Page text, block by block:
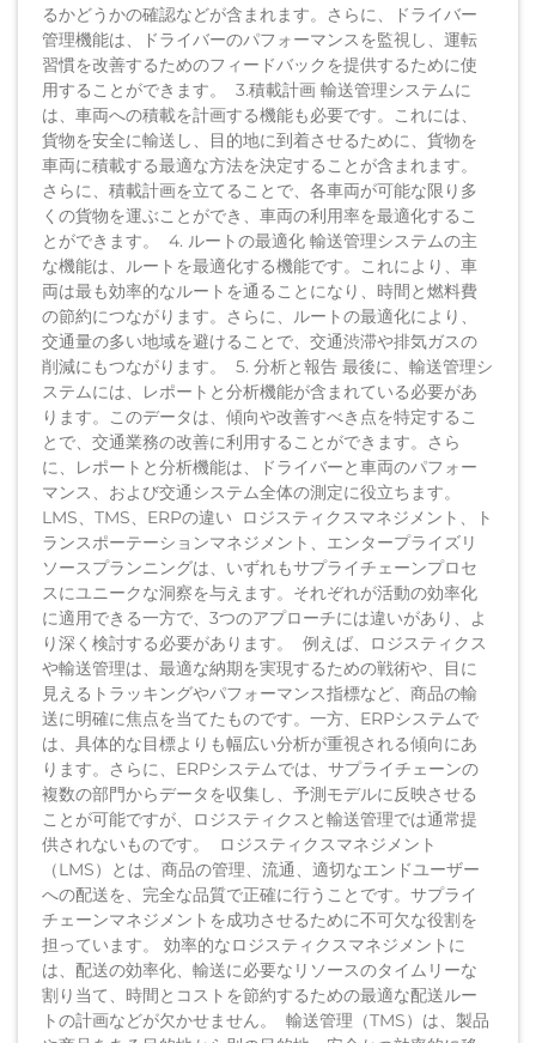
るかどうかの確認などが含まれます。さらに、ドライバー
管理機能は、ドライバーのパフォーマンスを監視し、運転
習慣を改善するためのフィードバックを提供するために使
用することができます。 3.積載計画 輸送管理システムに
は、車両への積載を計画する機能も必要です。これには、
貨物を安全に輸送し、目的地に到着させるために、貨物を
車両に積載する最適な方法を決定することが含まれます。
さらに、積載計画を立てることで、各車両が可能な限り多
くの貨物を運ぶことができ、車両の利用率を最適化するこ
とができます。 4. ルートの最適化 輸送管理システムの主
な機能は、ルートを最適化する機能です。これにより、車
両は最も効率的なルートを通ることになり、時間と燃料費
の節約につながります。さらに、ルートの最適化により、
交通量の多い地域を避けることで、交通渋滞や排気ガスの
削減にもつながります。 5. 分析と報告 最後に、輸送管理シ
ステムには、レポートと分析機能が含まれている必要があ
ります。このデータは、傾向や改善すべき点を特定するこ
とで、交通業務の改善に利用することができます。さら
に、レポートと分析機能は、ドライバーと車両のパフォー
マンス、および交通システム全体の測定に役立ちます。
LMS、TMS、ERPの違い ロジスティクスマネジメント、ト
ランスポーテーションマネジメント、エンタープライズリ
ソースプランニングは、いずれもサプライチェーンプロセ
スにユニークな洞察を与えます。それぞれが活動の効率化
に適用できる一方で、3つのアプローチには違いがあり、よ
り深く検討する必要があります。 例えば、ロジスティクス
や輸送管理は、最適な納期を実現するための戦術や、目に
見えるトラッキングやパフォーマンス指標など、商品の輸
送に明確に焦点を当てたものです。一方、ERPシステムで
は、具体的な目標よりも幅広い分析が重視される傾向にあ
ります。さらに、ERPシステムでは、サプライチェーンの
複数の部門からデータを収集し、予測モデルに反映させる
ことが可能ですが、ロジスティクスと輸送管理では通常提
供されないものです。 ロジスティクスマネジメント
（LMS）とは、商品の管理、流通、適切なエンドユーザー
への配送を、完全な品質で正確に行うことです。サプライ
チェーンマネジメントを成功させるために不可欠な役割を
担っています。 効率的なロジスティクスマネジメントに
は、配送の効率化、輸送に必要なリソースのタイムリーな
割り当て、時間とコストを節約するための最適な配送ルー
トの計画などが欠かせません。 輸送管理（TMS）は、製品